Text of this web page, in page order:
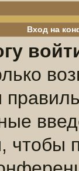
Вход на
чтобы